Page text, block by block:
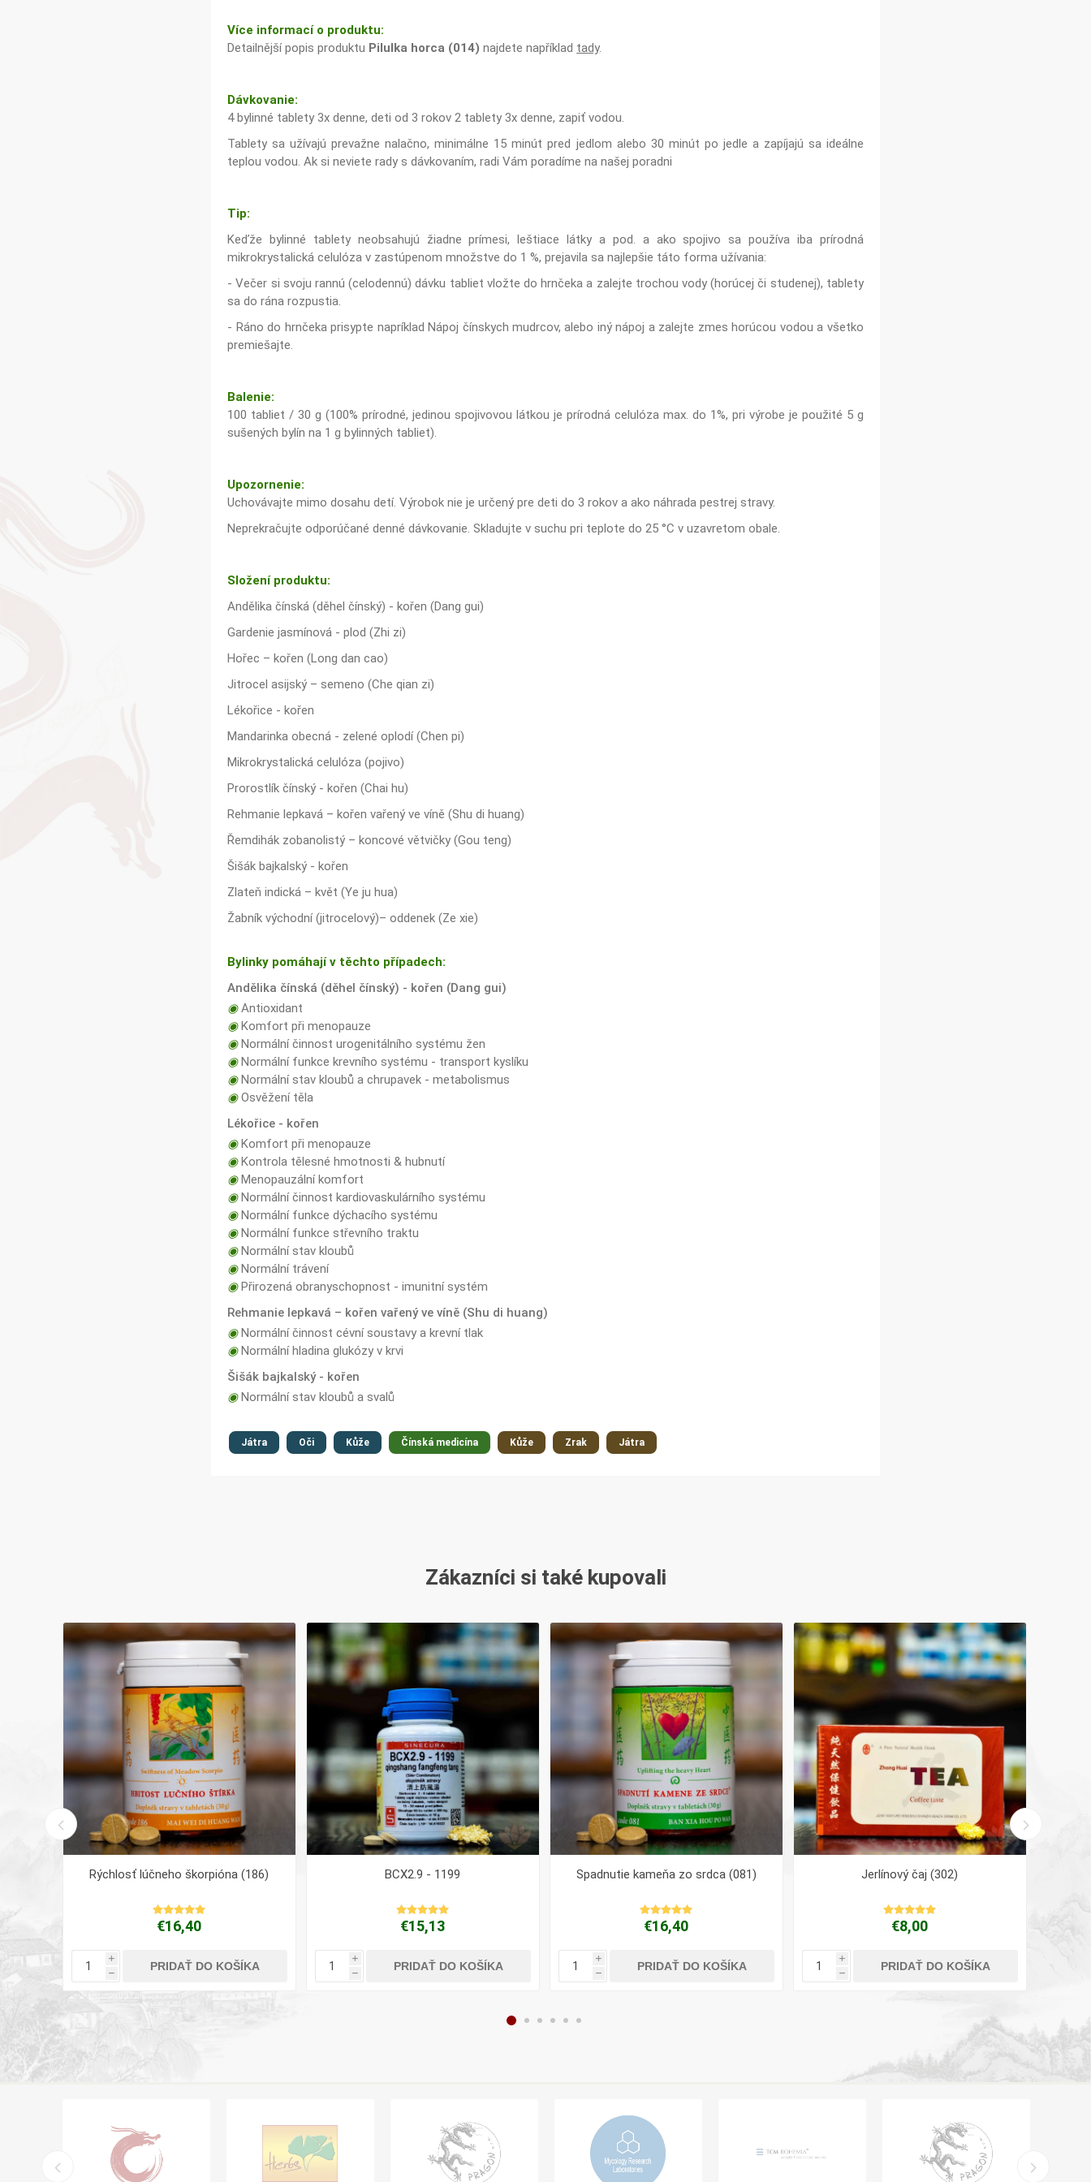
Více informací o produktu:
Detailnější popis produktu Pilulka horca (014) najdete například tady.
Dávkovanie:
4 bylinné tablety 3x denne, deti od 3 rokov 2 tablety 3x denne, zapiť vodou.
Tablety sa užívajú prevažne nalačno, minimálne 15 minút pred jedlom alebo 30 minút po jedle a zapíjajú sa ideálne
teplou vodou. Ak si neviete rady s dávkovaním, radi Vám poradíme na našej poradni
Tip:
Keďže bylinné tablety neobsahujú žiadne prímesi, leštiace látky a pod. a ako spojivo sa používa iba prírodná
mikrokrystalická celulóza v zastúpenom množstve do 1 %, prejavila sa najlepšie táto forma užívania:
- Večer si svoju rannú (celodennú) dávku tabliet vložte do hrnčeka a zalejte trochou vody (horúcej či studenej), tablety
sa do rána rozpustia.
- Ráno do hrnčeka prisypte napríklad Nápoj čínskych mudrcov, alebo iný nápoj a zalejte zmes horúcou vodou a všetko
premiešajte.
Balenie:
100 tabliet / 30 g (100% prírodné, jedinou spojivovou látkou je prírodná celulóza max. do 1%, pri výrobe je použité 5 g
sušených bylín na 1 g bylinných tabliet).
Upozornenie:
Uchovávajte mimo dosahu detí. Výrobok nie je určený pre deti do 3 rokov a ako náhrada pestrej stravy.
Neprekračujte odporúčané denné dávkovanie. Skladujte v suchu pri teplote do 25 °C v uzavretom obale.
Složení produktu:
Andělika čínská (děhel čínský) - kořen (Dang gui)
Gardenie jasmínová - plod (Zhi zi)
Hořec – kořen (Long dan cao)
Jitrocel asijský – semeno (Che qian zi)
Lékořice - kořen
Mandarinka obecná - zelené oplodí (Chen pi)
Mikrokrystalická celulóza (pojivo)
Prorostlík čínský - kořen (Chai hu)
Rehmanie lepkavá – kořen vařený ve víně (Shu di huang)
Řemdihák zobanolistý – koncové větvičky (Gou teng)
Šišák bajkalský - kořen
Zlateň indická – květ (Ye ju hua)
Žabník východní (jitrocelový)– oddenek (Ze xie)
Bylinky pomáhají v těchto případech:
Andělika čínská (děhel čínský) - kořen (Dang gui)
◉Antioxidant
◉Komfort při menopauze
◉Normální činnost urogenitálního systému žen
◉Normální funkce krevního systému - transport kyslíku
◉Normální stav kloubů a chrupavek - metabolismus
◉Osvěžení těla
Lékořice - kořen
◉Komfort při menopauze
◉Kontrola tělesné hmotnosti & hubnutí
◉Menopauzální komfort
◉Normální činnost kardiovaskulárního systému
◉Normální funkce dýchacího systému
◉Normální funkce střevního traktu
◉Normální stav kloubů
◉Normální trávení
◉Přirozená obranyschopnost - imunitní systém
Rehmanie lepkavá – kořen vařený ve víně (Shu di huang)
◉Normální činnost cévní soustavy a krevní tlak
◉Normální hladina glukózy v krvi
Šišák bajkalský - kořen
◉Normální stav kloubů a svalů
Játra Oči Kůže Čínská medicína Kůže Zrak Játra
Zákazníci si také kupovali
Rýchlosť lúčneho škorpióna (186)
€16,40
i
h
PRIDAŤ DO KOŠÍKA
BCX2.9 - 1199
€15,13
i
h
PRIDAŤ DO KOŠÍKA
Spadnutie kameňa zo srdca (081)
€16,40
i
h
PRIDAŤ DO KOŠÍKA
Jerlínový čaj (302)
€8,00
i
h
PRIDAŤ DO KOŠÍKA